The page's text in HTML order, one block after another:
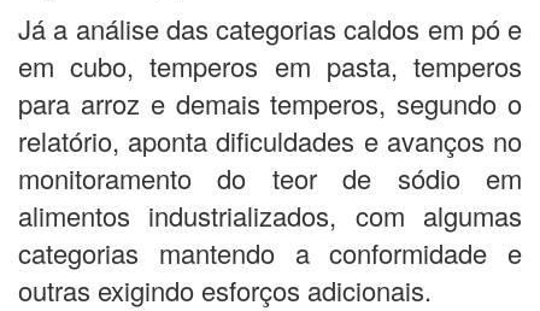
Já a análise das categorias caldos em pó e
em cubo, temperos em pasta, temperos
para arroz e demais temperos, segundo o
relatório, aponta dificuldades e avanços no
monitoramento do teor de sódio em
alimentos industrializados, com algumas
categorias mantendo a conformidade e
outras exigindo esforços adicionais.